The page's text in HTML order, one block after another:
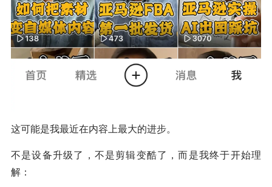
这可能是我最近在内容上最大的进步。
不是设备升级了，不是剪辑变酷了，而是我终于开始理
解：